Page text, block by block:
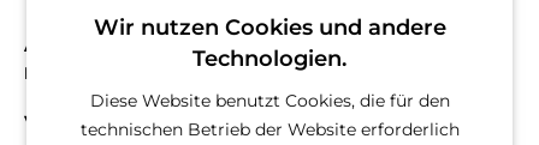
Artikel-Nr.:
619143
EAN
8712695192541
Vorteile
Wir nutzen Cookies und andere
Technologien.
Diese Website benutzt Cookies, die für den
technischen Betrieb der Website erforderlich